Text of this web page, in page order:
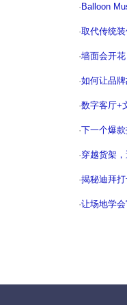
· Balloon
·取代传统
·墙面会开
·如何让品
·数字客厅+
·下一个爆款
·穿越货架
·揭秘迪拜
·让场地学